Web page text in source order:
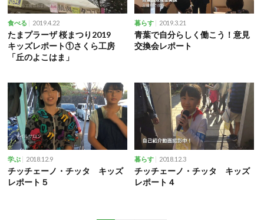
食べる 2019.4.22
たまプラーザ 桜まつり2019
キッズレポート①さくら工房
「丘のよこはま」
暮らす 2019.3.21
青葉で自分らしく働こう！意見
交換会レポート
学ぶ 2018.12.9
チッチェーノ・チッタ キッズ
レポート５
暮らす 2018.12.3
チッチェーノ・チッタ キッズ
レポート４